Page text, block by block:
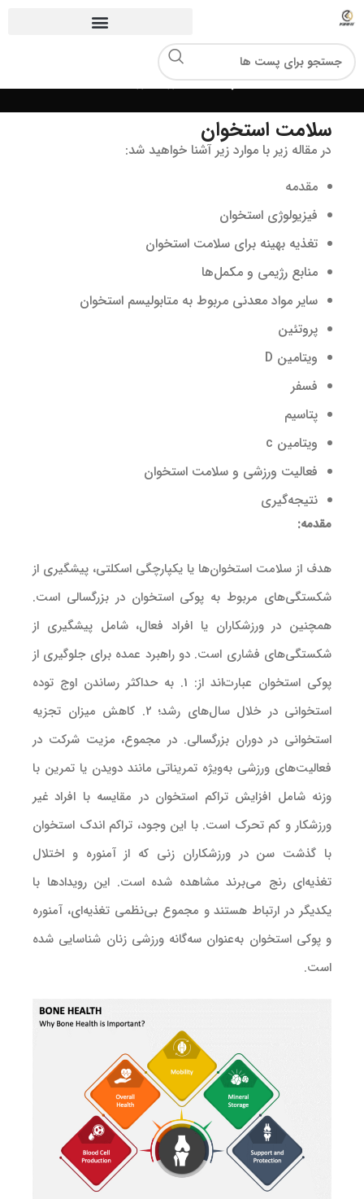
مجله کیافیت
سلامت استخوان
در مقاله زیر با موارد زیر آشنا خواهید شد:
مقدمه
فیزیولوژی استخوان
تغذیه بهینه برای سلامت استخوان
منابع رژیمی و مکمل‌ها
سایر مواد معدنی مربوط به متابولیسم استخوان
پروتئین
ویتامین D
فسفر
پتاسیم
ویتامین c
فعالیت ورزشی و سلامت استخوان
نتیجه‌گیری
مقدمه:
هدف از سلامت استخوان‌ها یا یکپارچگی اسکلتی، پیشگیری از
شکستگی‌های مربوط به پوکی استخوان در بزرگسالی است.
همچنین در ورزشکاران یا افراد فعال، شامل پیشگیری از
شکستگی‌های فشاری است. دو راهبرد عمده برای جلوگیری از
پوکی استخوان عبارت‌اند از: 1. به حداکثر رساندن اوج توده
استخوانی در خلال سال‌های رشد؛ 2. کاهش میزان تجزیه
استخوانی در دوران بزرگسالی. در مجموع، مزیت شرکت در
فعالیت‌های ورزشی به‌ویژه تمریناتی مانند دویدن یا تمرین با
وزنه شامل افزایش تراکم استخوان در مقایسه با افراد غیر
ورزشکار و کم تحرک است. با این وجود، تراکم اندک استخوان
با گذشت سن در ورزشکاران زنی که از آمنوره و اختلال
تغذیه‌ای رنج می‌برند مشاهده شده است. این رویداد‌ها با
یکدیگر در ارتباط هستند و مجموع بی‌نظمی تغذیه‌ای، آمنوره
و پوکی استخوان به‌عنوان سه‌گانه ورزشی زنان شناسایی شده
است.